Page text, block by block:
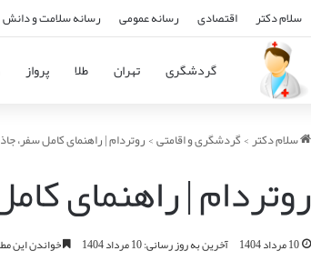
سلام دکتر اقتصادی رسانه عمومی رسانه سلامت و دانش
گردشگری تهران طلا پرواز
سلام دکتر>گردشگری و اقامتی>روتردام | راهنمای کامل سفر،
روتردام | راهنمای
10 مرداد 1404 آخرین به روز رسانی: 10 مرداد 1404 خواندن این مطلب 18 دقیقه